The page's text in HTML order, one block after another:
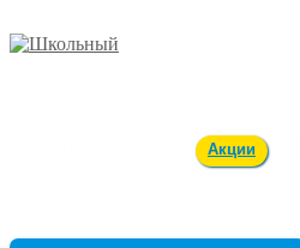
Акции